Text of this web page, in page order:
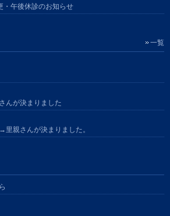
・午後休診のお知らせ
一覧
んが決まりました
親さんが決まりました。